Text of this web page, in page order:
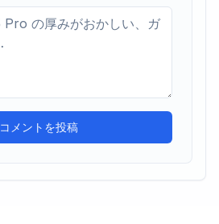
コメントを投稿